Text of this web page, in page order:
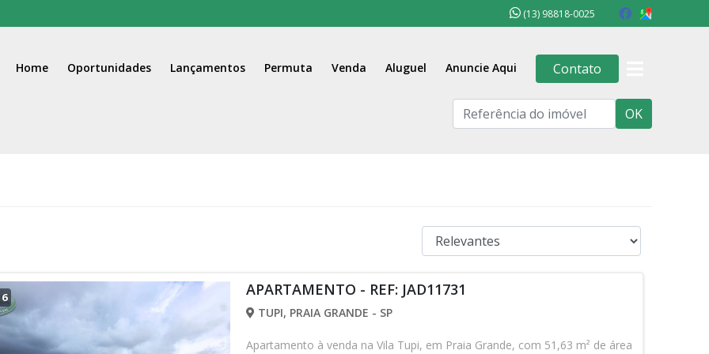
(13) 98818-0025
Home Oportunidades Lançamentos Permuta Venda Aluguel Anuncie Aqui Contato
OK
6 APARTAMENTO - REF: JAD11731
TUPI, PRAIA GRANDE - SP
Apartamento à venda na Vila Tupi, em Praia Grande, com 51,63 m² de área